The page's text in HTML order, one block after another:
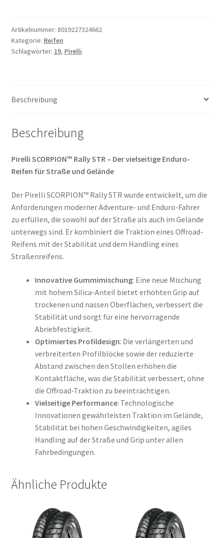
(M+S)
110/80
R
(Vorderreifen)
Artikelnummer: 8019227324662
Kategorie: Reifen
Schlagwörter: 19, Pirelli
Beschreibung
Beschreibung
Pirelli SCORPION™ Rally STR – Der vielseitige Enduro-
Reifen für Straße und Gelände
Der Pirelli SCORPION™ Rally STR wurde entwickelt, um die
Anforderungen moderner Adventure- und Enduro-Fahrer
zu erfüllen, die sowohl auf der Straße als auch im Gelände
unterwegs sind. Er kombiniert die Traktion eines Offroad-
Reifens mit der Stabilität und dem Handling eines
Straßenreifens.
Innovative Gummimischung: Eine neue Mischung
mit hohem Silica-Anteil bietet erhöhten Grip auf
trockenen und nassen Oberflächen, verbessert die
Stabilität und sorgt für eine hervorragende
Abriebfestigkeit.
Optimiertes Profildesign: Die verlängerten und
verbreiterten Profilblöcke sowie der reduzierte
Abstand zwischen den Stollen erhöhen die
Kontaktfläche, was die Stabilität verbessert, ohne
die Offroad-Traktion zu beeinträchtigen.
Vielseitige Performance: Technologische
Innovationen gewährleisten Traktion im Gelände,
Stabilität bei hohen Geschwindigkeiten, agiles
Handling auf der Straße und Grip unter allen
Fahrbedingungen.
Ähnliche Produkte